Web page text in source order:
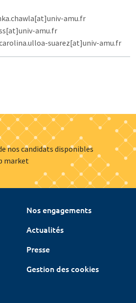
amu.fr
amu.fr
suarez[at]univ-amu.fr
nos candidats disponibles
market
Nos engagements
Actualités
Presse
Gestion des cookies